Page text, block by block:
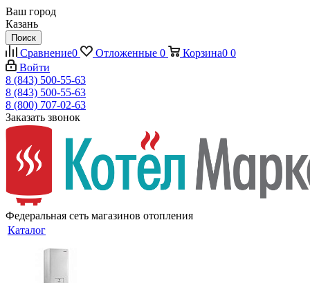
Ваш город
Казань
Поиск
Сравнение0 Отложенные 0 Корзина0 0
Войти
8 (843) 500-55-63
8 (843) 500-55-63
8 (800) 707-02-63
Заказать звонок
Федеральная сеть магазинов отопления
Каталог